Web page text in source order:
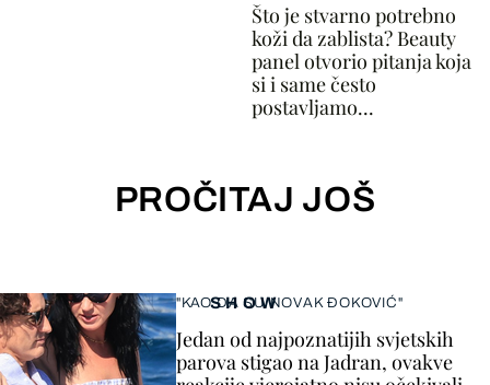
Što je stvarno potrebno
koži da zablista? Beauty
panel otvorio pitanja koja
si i same često
postavljamo...
PROČITAJ JOŠ
SHOW
"KAO DA SU NOVAK ĐOKOVIĆ"
Jedan od najpoznatijih svjetskih
parova stigao na Jadran, ovakve